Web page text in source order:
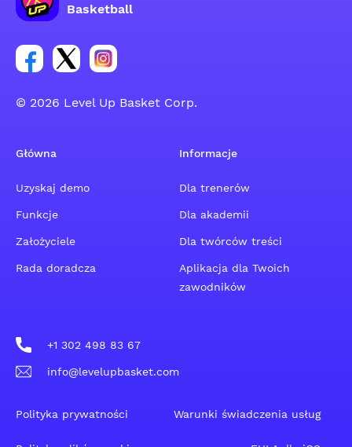
Basketball
Link do grupy społecznościowej na Facebooku
Link do konta na Twitterze grupy
Link do konta na Instagramie grupy
© 2026 Level Up Basket Corp.
Główna
Uzyskaj demo
Funkcje
Założyciele
Rada doradcza
Informacje
Dla trenerów
Dla akademii
Dla twórców treści
Aplikacja dla Twoich
zawodników
+1 302 498 83 67
info@levelupbasket.com
Polityka prywatności Warunki świadczenia usług